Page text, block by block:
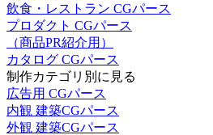
飲食・レストラン CGパース
プロダクト CGパース
（商品PR紹介用）
カタログ CGパース
制作カテゴリ別に見る
広告用 CGパース
内観 建築CGパース
外観 建築CGパース